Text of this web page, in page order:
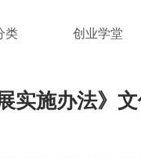
类 创业学堂
实施办法》